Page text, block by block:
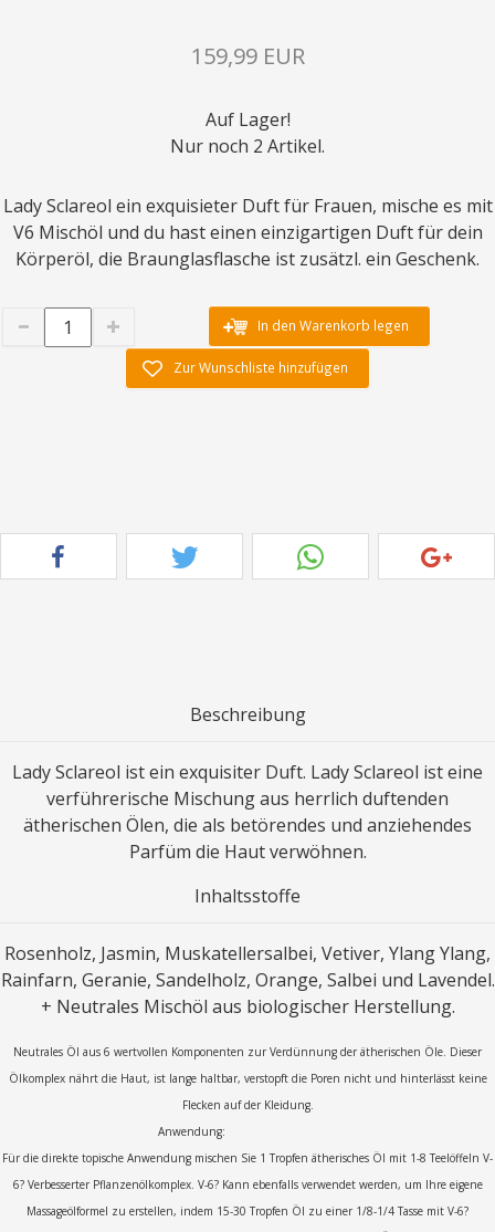
159,99 EUR
Auf Lager!
Nur noch 2 Artikel.
Lady Sclareol ein exquisieter Duft für Frauen, mische es mit
V6 Mischöl und du hast einen einzigartigen Duft für dein
Körperöl, die Braunglasflasche ist zusätzl. ein Geschenk.
In den Warenkorb legen
Zur Wunschliste hinzufügen
Beschreibung
Lady Sclareol ist ein exquisiter Duft. Lady Sclareol ist eine
verführerische Mischung aus herrlich duftenden
ätherischen Ölen, die als betörendes und anziehendes
Parfüm die Haut verwöhnen.
Inhaltsstoffe
Rosenholz, Jasmin, Muskatellersalbei, Vetiver, Ylang Ylang,
Rainfarn, Geranie, Sandelholz, Orange, Salbei und Lavendel.
+ Neutrales Mischöl aus biologischer Herstellung.
Neutrales Öl aus 6 wertvollen Komponenten zur Verdünnung der ätherischen Öle. Dieser
Ölkomplex nährt die Haut, ist lange haltbar, verstopft die Poren nicht und hinterlässt keine
Flecken auf der Kleidung.
Anwendung:
Für die direkte topische Anwendung mischen Sie 1 Tropfen ätherisches Öl mit 1-8 Teelöffeln V-
6? Verbesserter Pflanzenölkomplex. V-6? Kann ebenfalls verwendet werden, um Ihre eigene
Massageölformel zu erstellen, indem 15-30 Tropfen Öl zu einer 1/8-1/4 Tasse mit V-6?